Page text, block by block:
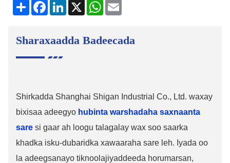
la
wadaag
FacebookLinkedIn
X WhatsAppIimaylka
Sharaxaadda Badeecada
Shirkadda Shanghai Shigan Industrial Co., Ltd. waxay
bixisaa adeegyo hubinta warshadaha saxnaanta
saresi gaar ah loogu talagalay wax soo saarka
khadka isku-dubaridka xawaaraha sare leh. Iyada oo
la adeegsanayo tiknoolajiyaddeeda horumarsan,